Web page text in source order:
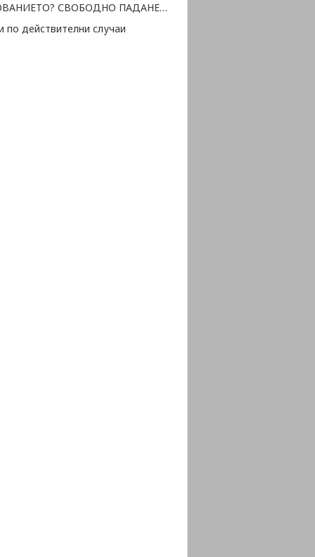
ОБРАЗОВАНИЕТО? СВОБОДНО ПАДАНЕ В ПРОПАСТТА...
по действителни случаи